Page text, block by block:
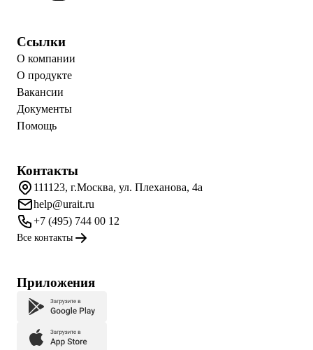
Ссылки
О компании
О продукте
Вакансии
Документы
Помощь
Контакты
111123, г.Москва, ул. Плеханова, 4а
help@urait.ru
+7 (495) 744 00 12
Все контакты
Приложения